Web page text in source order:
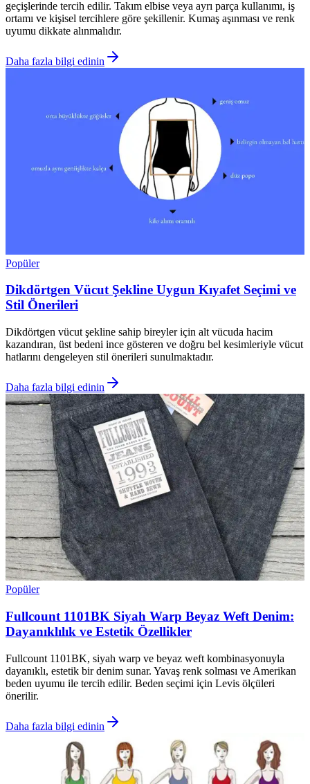
geçişlerinde tercih edilir. Takım elbise veya ayrı parça kullanımı, iş
ortamı ve kişisel tercihlere göre şekillenir. Kumaş aşınması ve renk
uyumu dikkate alınmalıdır.
Daha fazla bilgi edinin
Popüler
Dikdörtgen Vücut Şekline Uygun Kıyafet Seçimi ve
Stil Önerileri
Dikdörtgen vücut şekline sahip bireyler için alt vücuda hacim
kazandıran, üst bedeni ince gösteren ve doğru bel kesimleriyle vücut
hatlarını dengeleyen stil önerileri sunulmaktadır.
Daha fazla bilgi edinin
Popüler
Fullcount 1101BK Siyah Warp Beyaz Weft Denim:
Dayanıklılık ve Estetik Özellikler
Fullcount 1101BK, siyah warp ve beyaz weft kombinasyonuyla
dayanıklı, estetik bir denim sunar. Yavaş renk solması ve Amerikan
beden uyumu ile tercih edilir. Beden seçimi için Levis ölçüleri
önerilir.
Daha fazla bilgi edinin